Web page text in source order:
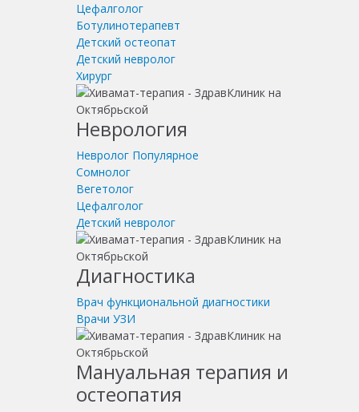
Цефалголог
Ботулинотерапевт
Детский остеопат
Детский невролог
Хирург
Неврология
Невролог Популярное
Сомнолог
Вегетолог
Цефалголог
Детский невролог
Диагностика
Врач функциональной диагностики
Врачи УЗИ
Мануальная терапия и
остеопатия